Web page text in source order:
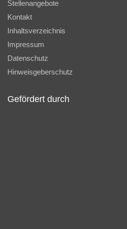
Stellenangebote
Kontakt
Inhaltsverzeichnis
Impressum
Datenschutz
Hinweisgeberschutz
Gefördert durch